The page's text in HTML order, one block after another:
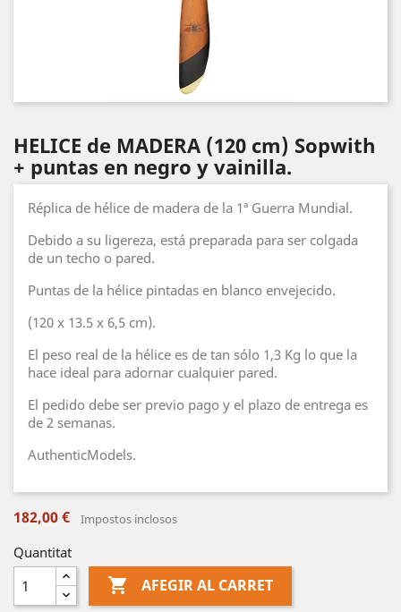
HELICE de MADERA (120 cm) Sopwith
+ puntas en negro y vainilla.
Réplica de hélice de madera de la 1ª Guerra Mundial.
Debido a su ligereza, está preparada para ser colgada
de un techo o pared.
Puntas de la hélice pintadas en blanco envejecido.
(120 x 13.5 x 6,5 cm).
El peso real de la hélice es de tan sólo 1,3 Kg lo que la
hace ideal para adornar cualquier pared.
El pedido debe ser previo pago y el plazo de entrega es
de 2 semanas.
AuthenticModels.
182,00 € Impostos inclosos
Quantitat
 AFEGIR AL CARRET